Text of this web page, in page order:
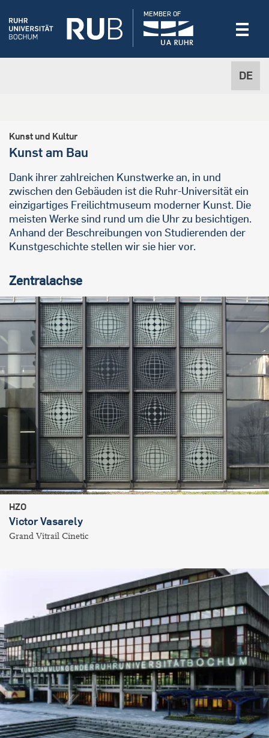
DE
MEMBER OF
Kunst und Kultur
Kunst am Bau
Dank ihrer zahlreichen Kunstwerke an, in und
zwischen den Gebäuden ist die Ruhr-Universität ein
einzigartiges Freilichtmuseum moderner Kunst. Die
meisten Werke sind rund um die Uhr zu besichtigen.
Anhand der Beschreibungen von Studierenden der
Kunstgeschichte stellen wir sie hier vor.
Zentralachse
HZO
Victor Vasarely
Grand Vitrail Cinetic